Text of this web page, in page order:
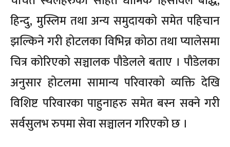
हिन्दु, मुस्लिम तथा अन्य समुदायको समेत पहिचान
झल्किने गरी होटलका विभिन्न कोठा तथा प्यालेसमा
चित्र कोरिएको सञ्चालक पौडेलले बताए । पौडेलका
अनुसार होटलमा सामान्य परिवारको व्यक्ति देखि
विशिष्ट परिवारका पाहुनाहरु समेत बस्न सक्ने गरी
सर्वसुलभ रुपमा सेवा सञ्चालन गरिएको छ ।